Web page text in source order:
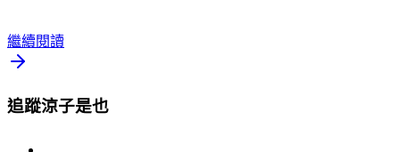
繼續閱讀
追蹤涼子是也